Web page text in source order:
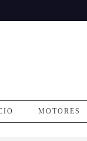
MOTORES